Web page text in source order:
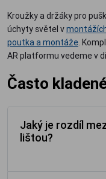
Kroužky a držáky pro
úchyty světel v
poutka a montáže.
AR platformu vedeme v
Často
Jaký je rozdíl
lištou?